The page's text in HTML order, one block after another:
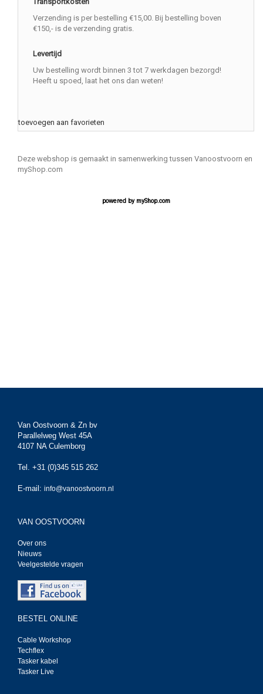
Verzending is per bestelling €15,00. Bij bestelling boven
€150,- is de verzending gratis.
Levertijd
Uw bestelling wordt binnen 3 tot 7 werkdagen bezorgd!
Heeft u spoed, laat het ons dan weten!
toevoegen aan favorieten
Deze webshop is gemaakt in samenwerking tussen Vanoostvoorn en
myShop.com
powered by myShop.com
Van Oostvoorn & Zn bv
Parallelweg West 45A
4107 NA Culemborg
Tel. +31 (0)345 515 262
E-mail: info@vanoostvoorn.nl
VAN OOSTVOORN
Over ons
Nieuws
Veelgestelde vragen
BESTEL ONLINE
Cable Workshop
Techflex
Tasker kabel
Tasker Live